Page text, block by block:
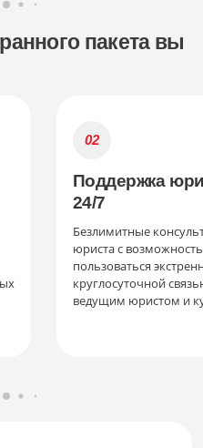
пакета вы
Поддержка
24/7
Безлимитные
юриста с
пользоваться
круглосуточной
ведущим юристом и